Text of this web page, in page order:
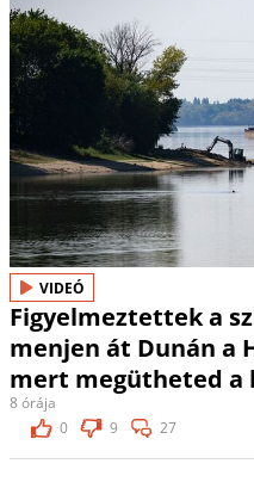
VIDEÓ
Figyelmeztettek a
menjen át Dunán a
mert megütheted a
8 órája
0
9 27